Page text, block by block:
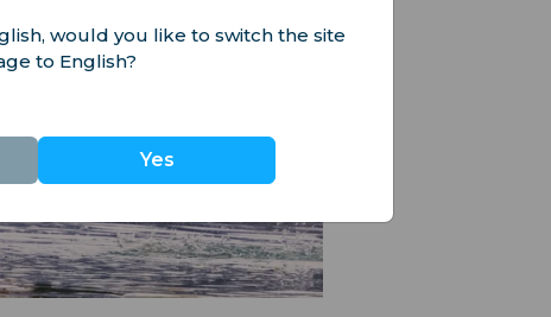
would you like to switch the site
to English?
Yes